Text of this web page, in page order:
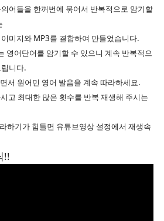
어들을 한꺼번에 묶어서 반복적으로 암기할
미지와 MP3를 결합하여 만들었습니다.
영어단어를 암기할 수 있으니 계속 반복적으
니다.
서 원어민 영어 발음을 계속 따라하세요.
최대한 많은 횟수를 반복 재생해 주시는
하기가 힘들면 유튜브영상 설정에서 재생속
!!